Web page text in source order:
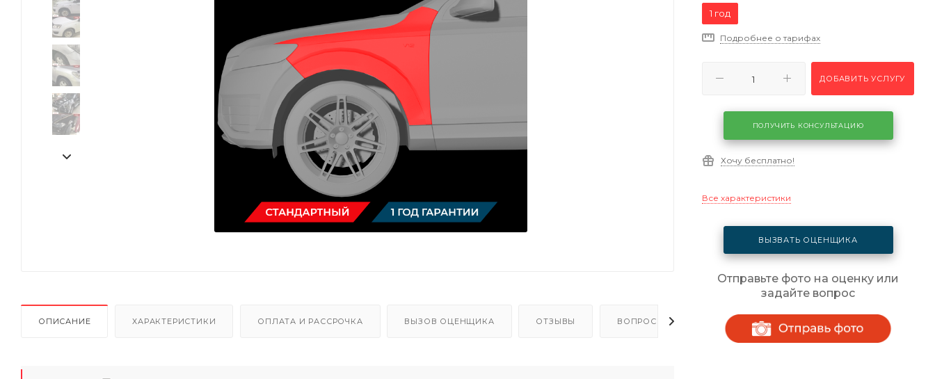
ОПИСАНИЕ ХАРАКТЕРИСТИКИ ОПЛАТА И РАССРОЧКА ВЫЗОВ ОЦЕНЩИКА ОТЗЫВЫ ВОПРОСЫ - ОТВЕТЫ
1 год
Подробнее о тарифах
ДОБАВИТЬ УСЛУГУ
ПОЛУЧИТЬ КОНСУЛЬТАЦИЮ
Хочу бесплатно!
Все характеристики
ВЫЗВАТЬ ОЦЕНЩИКА
Отправьте фото на оценку или
задайте вопрос